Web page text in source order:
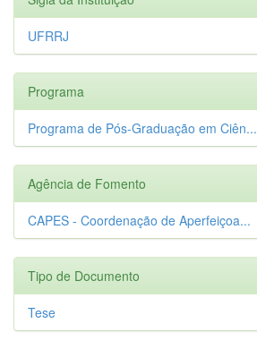
UFRRJ
Programa
Programa de Pós-Graduação em Ciên...
Agência de Fomento
CAPES - Coordenação de Aperfeiçoa...
Tipo de Documento
Tese